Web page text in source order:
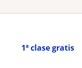
1ª clase gratis